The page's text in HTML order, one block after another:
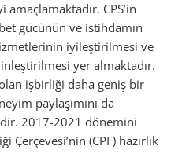
CPS’in
gücünün ve istihdamın
iyileştirilmesi ve
yer almaktadır.
işbirliği daha geniş bir
paylaşımını da
2017-2021 dönemini
(CPF) hazırlık